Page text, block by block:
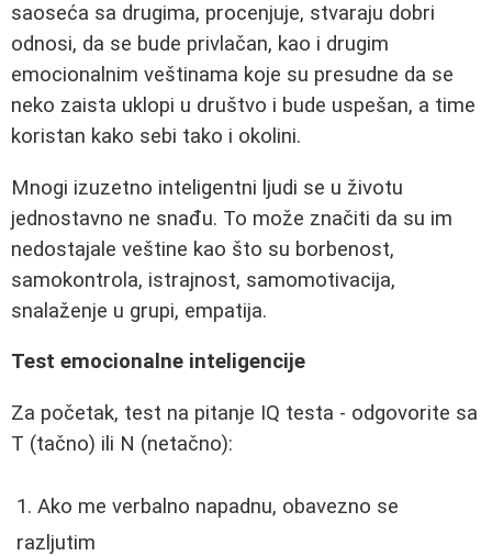
saoseća sa drugima, procenjuje, stvaraju dobri
odnosi, da se bude privlačan, kao i drugim
emocionalnim veštinama koje su presudne da se
neko zaista uklopi u društvo i bude uspešan, a time
koristan kako sebi tako i okolini.
Mnogi izuzetno inteligentni ljudi se u životu
jednostavno ne snađu. To može značiti da su im
nedostajale veštine kao što su borbenost,
samokontrola, istrajnost, samomotivacija,
snalaženje u grupi, empatija.
Test emocionalne inteligencije
Za početak, test na pitanje IQ testa - odgovorite sa
T (tačno) ili N (netačno):
Ako me verbalno napadnu, obavezno se
razljutim